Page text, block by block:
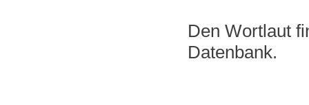
Den Wortlaut
Datenbank.